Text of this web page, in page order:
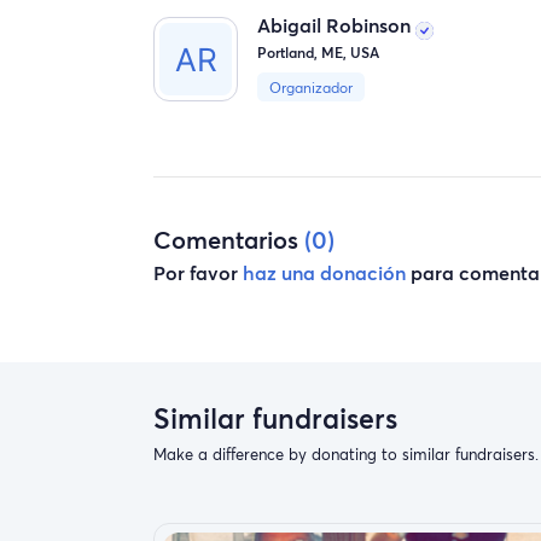
Abigail Robinson
Portland, ME, USA
Organizador
Comentarios (0)
Por favor haz una donación para
Similar fundraisers
Make a difference by donating to similar fundraisers.